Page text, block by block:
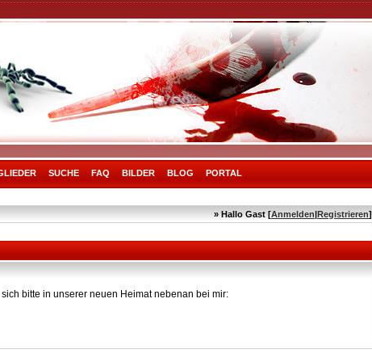
SUCHE FAQ BILDER BLOG PORTAL
» Hallo Gast [Anmelden|Registrieren]
bitte in unserer neuen Heimat nebenan bei mir: